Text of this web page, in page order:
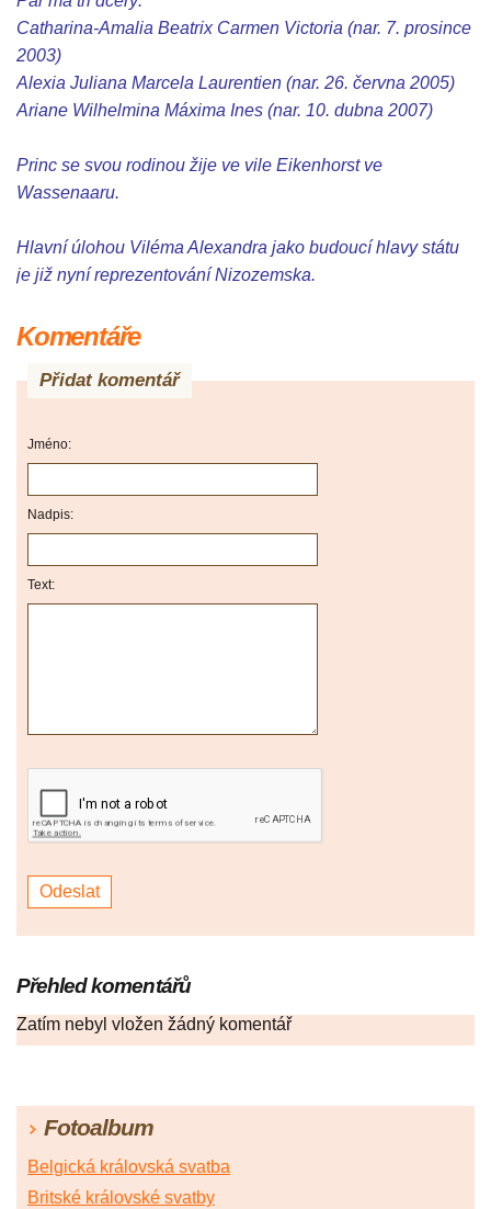
Catharina-Amalia Beatrix Carmen Victoria (nar. 7. prosince
2003)
Alexia Juliana Marcela Laurentien (nar. 26. června 2005)
Ariane Wilhelmina Máxima Ines (nar. 10. dubna 2007)
Princ se svou rodinou žije ve vile Eikenhorst ve
Wassenaaru.
Hlavní úlohou Viléma Alexandra jako budoucí hlavy státu
je již nyní reprezentování Nizozemska.
Komentáře
Přidat komentář
Jméno:
Nadpis:
Text:
Přehled komentářů
Zatím nebyl vložen žádný komentář
Fotoalbum
Belgická královská svatba
Britské královské svatby